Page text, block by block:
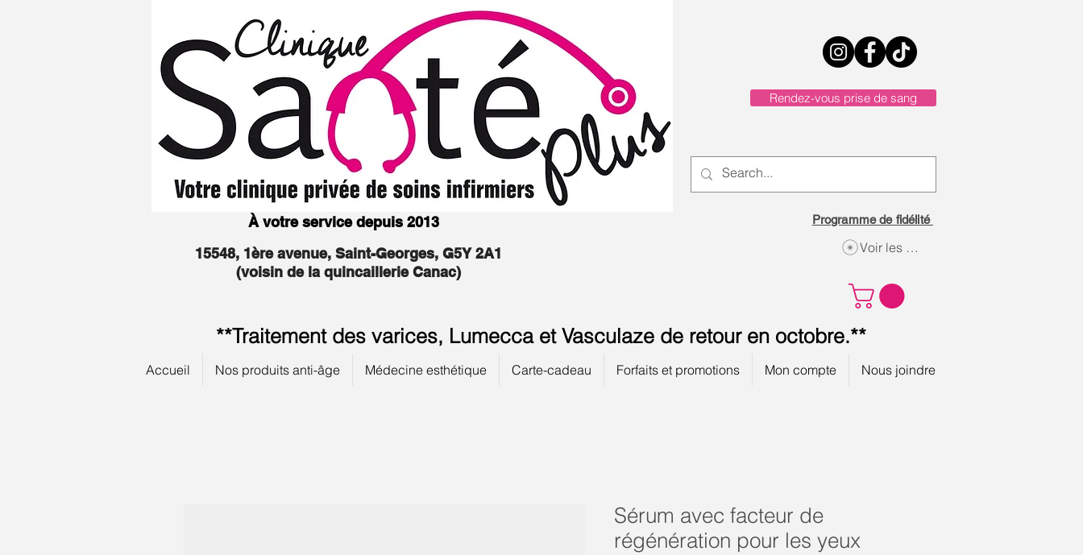
À votre service depuis 2013
15548, 1ère avenue, Saint-Georges, G5Y 2A1
(voisin de la quincaillerie Canac)
Rendez-vous prise de sang
Programme de fidélité
Voir les points
**Traitement des varices, Lumecca et Vasculaze de retour en octobre.**
Accueil Nos produits anti-âge Médecine esthétique Carte-cadeau Forfaits et promotions Mon compte Nous joindre
Sérum avec facteur de
régénération pour les yeux